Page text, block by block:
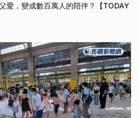
愛，變成數百萬人的陪伴？【TODAY